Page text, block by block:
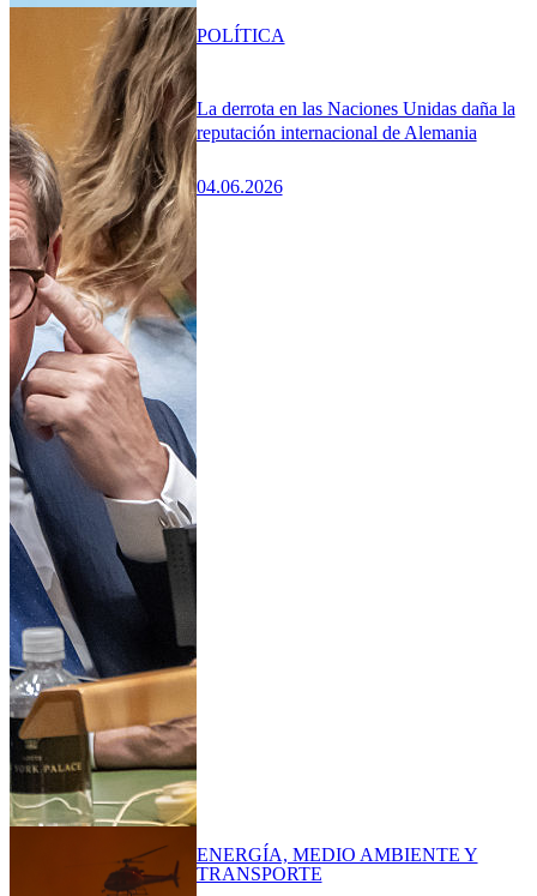
La derrota en las Naciones Unidas daña la
reputación internacional de Alemania
04.06.2026
POLÍTICA
ENERGÍA, MEDIO AMBIENTE Y
TRANSPORTE